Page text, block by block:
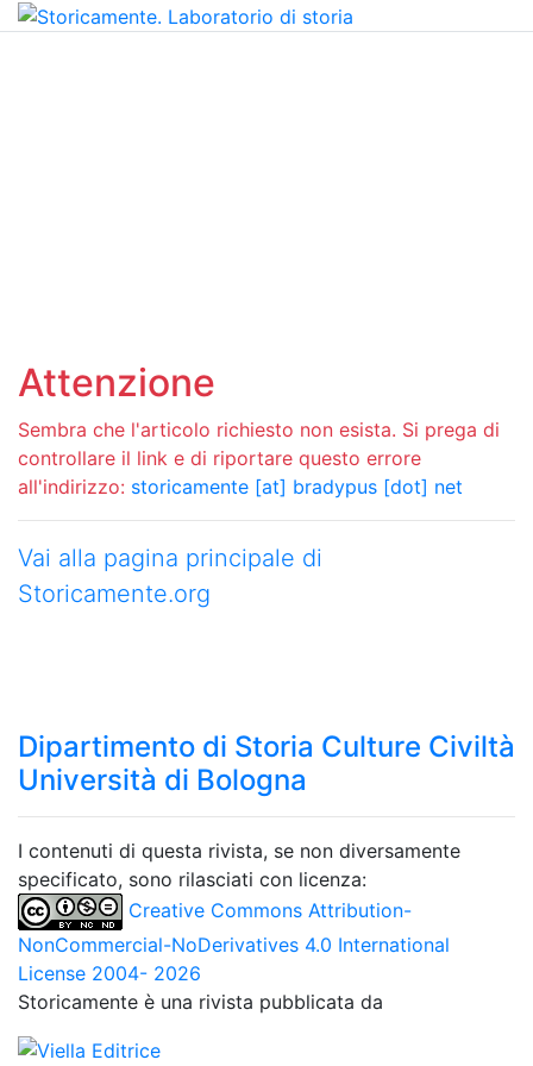
Attenzione
Sembra che l'articolo richiesto non esista. Si prega di
controllare il link e di riportare questo errore
all'indirizzo: storicamente [at] bradypus [dot] net
Vai alla pagina principale di
Storicamente.org
Dipartimento di Storia Culture Civiltà
Università di Bologna
I contenuti di questa rivista, se non diversamente
specificato, sono rilasciati con licenza:
Creative Commons Attribution-
NonCommercial-NoDerivatives 4.0 International
License 2004- 2026
Storicamente è una rivista pubblicata da